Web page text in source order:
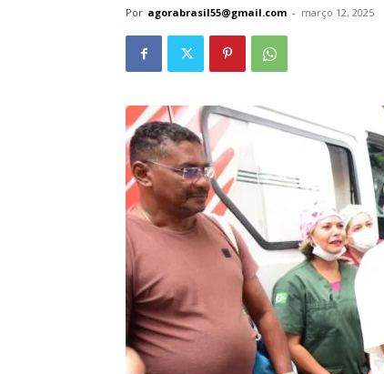
Por agorabrasil55@gmail.com - março 12, 2025